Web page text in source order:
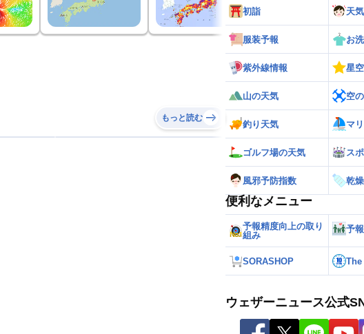
もっと読む
初詣 天
服装予報 お
紫外線情報 星
山の天気 空
釣り天気 マ
ゴルフ場の天気 ス
風邪予防指数 乾
便利なメニュー
予報精度向上の取り
組み
予
SORASHOP The
ウェザーニュース公式